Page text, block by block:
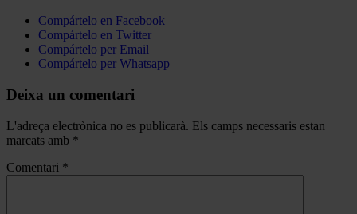
Compártelo en Facebook
Compártelo en Twitter
Compártelo per Email
Compártelo per Whatsapp
Deixa un comentari
L'adreça electrònica no es publicarà. Els camps necessaris estan
marcats amb *
Comentari *